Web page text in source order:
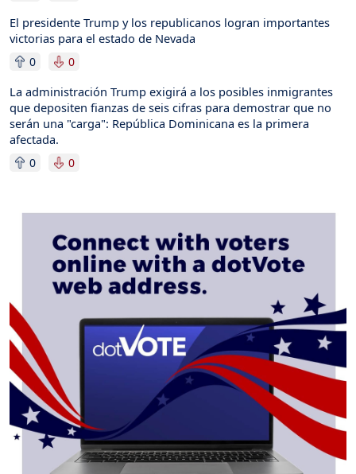
El presidente Trump y los republicanos logran importantes
victorias para el estado de Nevada
0 0
La administración Trump exigirá a los posibles inmigrantes
que depositen fianzas de seis cifras para demostrar que no
serán una "carga": República Dominicana es la primera
afectada.
0 0